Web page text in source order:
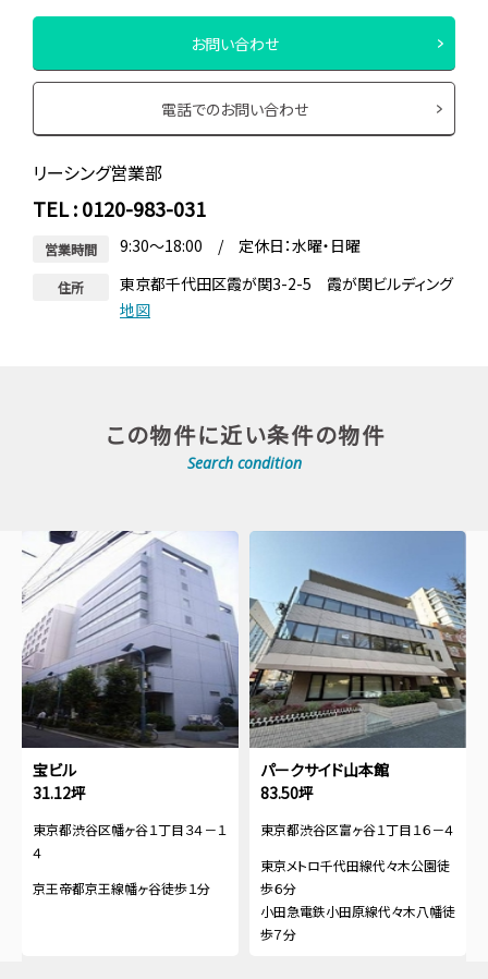
お問い合わせ
電話でのお問い合わせ
リーシング営業部
TEL : 0120-983-031
営業時間 9:30～18:00 / 定休日：水曜・日曜
住所
東京都千代田区霞が関3-2-5 霞が関ビルディング
地図
この物件に近い条件の物件
Search condition
宝ビル
31.12坪
東京都渋谷区幡ヶ谷１丁目３４－１
４
京王帝都京王線幡ヶ谷徒歩１分
パークサイド山本館
83.50坪
東京都渋谷区富ヶ谷１丁目１６－４
東京メトロ千代田線代々木公園徒
歩６分
小田急電鉄小田原線代々木八幡徒
歩７分